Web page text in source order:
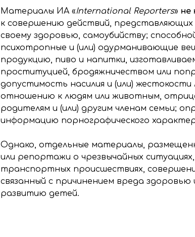
Материалы ИА «International Reporters» не
к совершению действий, представляющих
своему здоровью, самоубийству;
психотропные и (или) одурманивающие
продукцию, пиво и напитки,
проституцией, бродяжничеством или
допустимость насилия и (или)
отношению к людям или животным,
родителям и (или) другим членам семьи;
информацию порнографического
Однако, отдельные материалы,
или репортажи о чрезвычайных
транспортных происшествиях,
связанный с причинением вреда здоровью
развитию детей.